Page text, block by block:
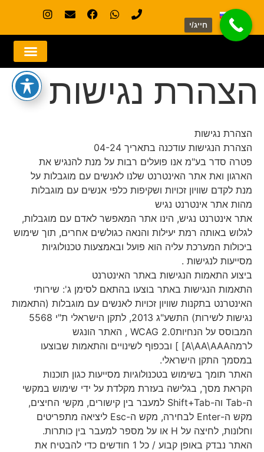
הצהרת נגישות
הצהרת נגישות
הצהרת הנגישות עודכנה בתאריך 04-24
פטרה סדר בע"מ אנו פועלים רבות על מנת להנגיש את
הארגון ואת אתר האינטרנט שלנו לאנשים עם מוגבלות על
מנת לקדם שוויון זכויות ושקיפות כלפי אנשים עם מוגבלות
מהות אתר אינטרנט נגיש
אתר אינטרנט נגיש, הינו אתר המאפשר לאדם עם מוגבלות,
לגלוש באותה רמת יעילות והנאה כגולשים אחרים, תוך שימוש
ביכולות המערכת עליה הוא פועל ובאמצעות טכנולוגיות
מסייעות לנגישות .
ביצוע התאמות הנגישות באתר האינטרנט
התאמות הנגישות באתר בוצעו בהתאם לסימן ג': שירותי
האינטרנט בתקנות שוויון זכויות לאנשים עם מוגבלות (התאמות
נגישות לשירות) התשע"ג 2013, לתקן הישראלי ת"י 5568
המבוסס על הנחיותWCAG 2.0 , האתר הונגש
לרמהA\AA\AAA] ] ובכפוף לשינויים והתאמות שבוצעו
במסמך התקן הישראלי.
האתר תומך בשימוש בטכנולוגיות מסייעות כגון תוכנות
הקראת מסך, בגלישה בעזרת מקלדת על ידי שימוש במקשי
ה-Tab וה-Shift+Tab למעבר בין קישורים, מקשי החיצים,
מקש ה-Enter לבחירה, מקש ה-Esc ליציאה מתפריטים
וחלונות, לחיצה על H או על מספר למעבר בין כותרות.
האתר נבדק באופן קבוע / כל 1 חודשים כדי להבטיח את
חייג/י